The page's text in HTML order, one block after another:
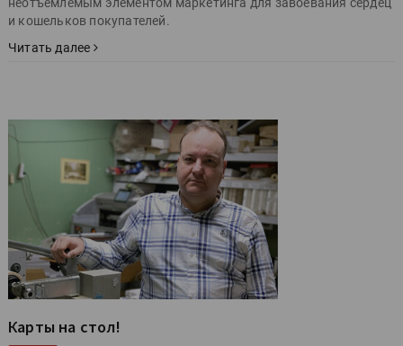
и кошельков покупателей.
Читать далее
Карты на стол!